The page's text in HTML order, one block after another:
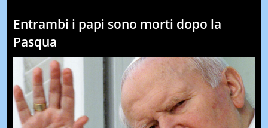
Entrambi i papi sono morti dopo la
Pasqua